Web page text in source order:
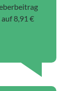
8,91 €